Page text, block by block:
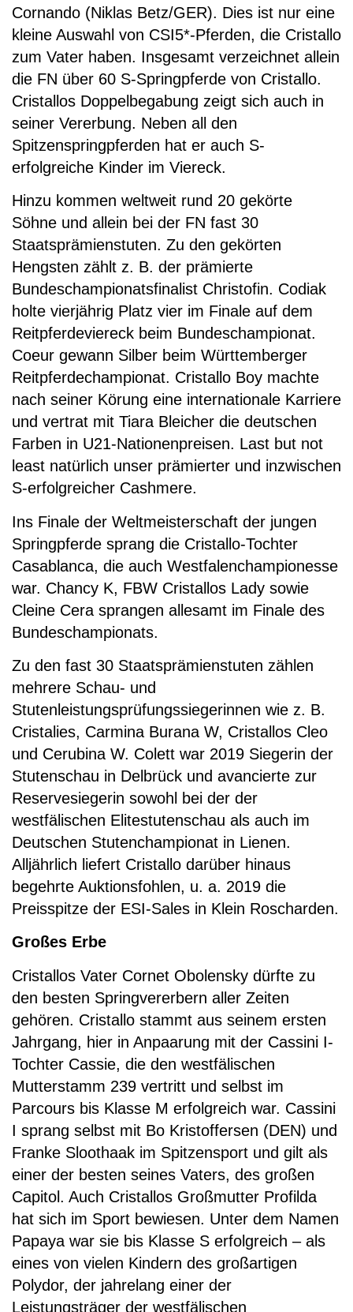
Cornando (Niklas Betz/GER). Dies ist nur eine
kleine Auswahl von CSI5*-Pferden, die Cristallo
zum Vater haben. Insgesamt verzeichnet allein
die FN über 60 S-Springpferde von Cristallo.
Cristallos Doppelbegabung zeigt sich auch in
seiner Vererbung. Neben all den
Spitzenspringpferden hat er auch S-
erfolgreiche Kinder im Viereck.
Hinzu kommen weltweit rund 20 gekörte
Söhne und allein bei der FN fast 30
Staatsprämienstuten. Zu den gekörten
Hengsten zählt z. B. der prämierte
Bundeschampionatsfinalist Christofin. Codiak
holte vierjährig Platz vier im Finale auf dem
Reitpferdeviereck beim Bundeschampionat.
Coeur gewann Silber beim Württemberger
Reitpferdechampionat. Cristallo Boy machte
nach seiner Körung eine internationale Karriere
und vertrat mit Tiara Bleicher die deutschen
Farben in U21-Nationenpreisen. Last but not
least natürlich unser prämierter und inzwischen
S-erfolgreicher Cashmere.
Ins Finale der Weltmeisterschaft der jungen
Springpferde sprang die Cristallo-Tochter
Casablanca, die auch Westfalenchampionesse
war. Chancy K, FBW Cristallos Lady sowie
Cleine Cera sprangen allesamt im Finale des
Bundeschampionats.
Zu den fast 30 Staatsprämienstuten zählen
mehrere Schau- und
Stutenleistungsprüfungssiegerinnen wie z. B.
Cristalies, Carmina Burana W, Cristallos Cleo
und Cerubina W. Colett war 2019 Siegerin der
Stutenschau in Delbrück und avancierte zur
Reservesiegerin sowohl bei der der
westfälischen Elitestutenschau als auch im
Deutschen Stutenchampionat in Lienen.
Alljährlich liefert Cristallo darüber hinaus
begehrte Auktionsfohlen, u. a. 2019 die
Preisspitze der ESI-Sales in Klein Roscharden.
Großes Erbe
Cristallos Vater Cornet Obolensky dürfte zu
den besten Springvererbern aller Zeiten
gehören. Cristallo stammt aus seinem ersten
Jahrgang, hier in Anpaarung mit der Cassini I-
Tochter Cassie, die den westfälischen
Mutterstamm 239 vertritt und selbst im
Parcours bis Klasse M erfolgreich war. Cassini
I sprang selbst mit Bo Kristoffersen (DEN) und
Franke Sloothaak im Spitzensport und gilt als
einer der besten seines Vaters, des großen
Capitol. Auch Cristallos Großmutter Profilda
hat sich im Sport bewiesen. Unter dem Namen
Papaya war sie bis Klasse S erfolgreich – als
eines von vielen Kindern des großartigen
Polydor, der jahrelang einer der
Leistungsträger der westfälischen